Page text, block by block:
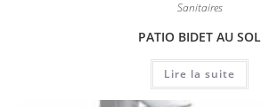
Sanitaires
PATIO BIDET AU SOL
Lire la suite